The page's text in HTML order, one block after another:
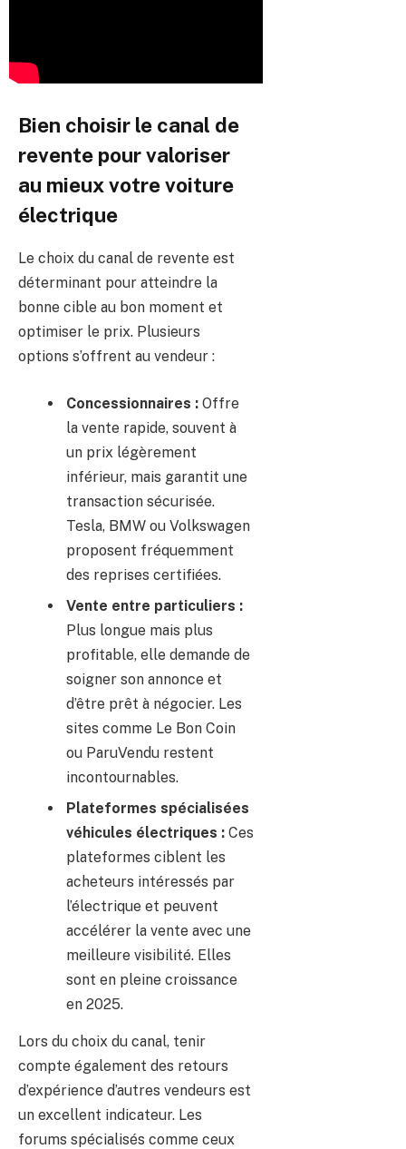
Bien choisir le canal de
revente pour valoriser
au mieux votre voiture
électrique
Le choix du canal de revente est
déterminant pour atteindre la
bonne cible au bon moment et
optimiser le prix. Plusieurs
options s’offrent au vendeur :
Concessionnaires : Offre
la vente rapide, souvent à
un prix légèrement
inférieur, mais garantit une
transaction sécurisée.
Tesla, BMW ou Volkswagen
proposent fréquemment
des reprises certifiées.
Vente entre particuliers :
Plus longue mais plus
profitable, elle demande de
soigner son annonce et
d’être prêt à négocier. Les
sites comme Le Bon Coin
ou ParuVendu restent
incontournables.
Plateformes spécialisées
véhicules électriques : Ces
plateformes ciblent les
acheteurs intéressés par
l’électrique et peuvent
accélérer la vente avec une
meilleure visibilité. Elles
sont en pleine croissance
en 2025.
Lors du choix du canal, tenir
compte également des retours
d’expérience d’autres vendeurs est
un excellent indicateur. Les
forums spécialisés comme ceux